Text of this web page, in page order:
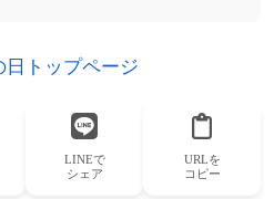
日トップページ
LINEで
シェア
URLを
コピー